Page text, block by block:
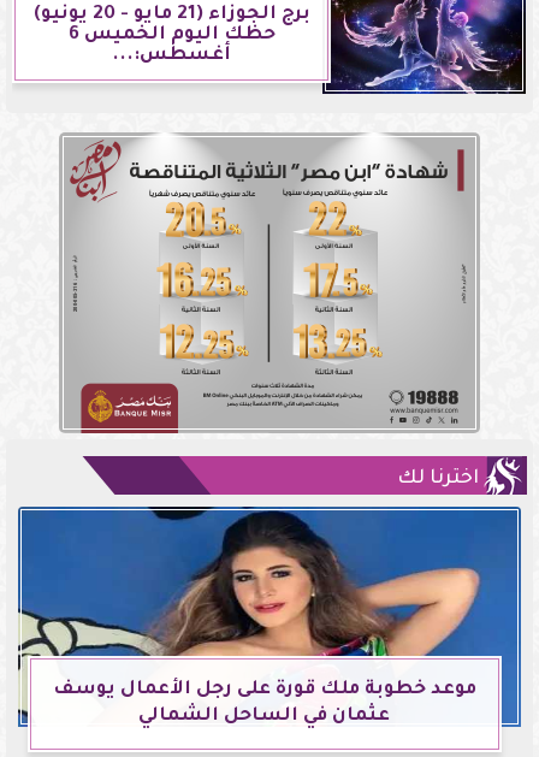
برج الجوزاء (21 مايو - 20 يونيو)
حظك اليوم الخميس 6
أغسطس:...
اخترنا لك
موعد خطوبة ملك قورة على رجل الأعمال يوسف
عثمان في الساحل الشمالي